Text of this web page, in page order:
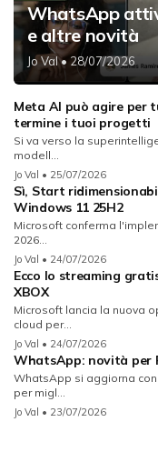
WhatsApp
e altre novità
Jo Val• 28/07/2026
Meta AI può agire per
termine i tuoi progetti
Si va verso la
modell...
Jo Val • 25/07/2026
Sì, Start
Windows 11 25H2
Microsoft conferma
2026...
Jo Val • 24/07/2026
Ecco lo streaming
XBOX
Microsoft lancia la nuova
cloud per...
Jo Val • 24/07/2026
WhatsApp: novità per
WhatsApp si aggiorna
per migl...
Jo Val • 23/07/2026